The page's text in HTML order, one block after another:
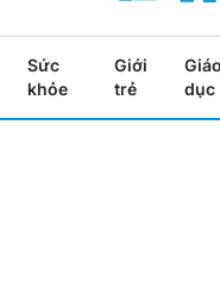
Sức
khỏe
Giới
trẻ
Giáo
dục